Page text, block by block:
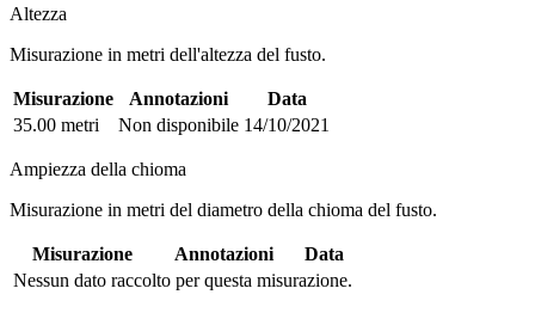
Altezza
Misurazione in metri dell'altezza del fusto.
Misurazione Annotazioni
Data
35.00 metri
Non disponibile 14/10/2021
Ampiezza della chioma
Misurazione in metri del diametro della chioma del fusto.
Misurazione Annotazioni
Data
Nessun dato raccolto per questa misurazione.